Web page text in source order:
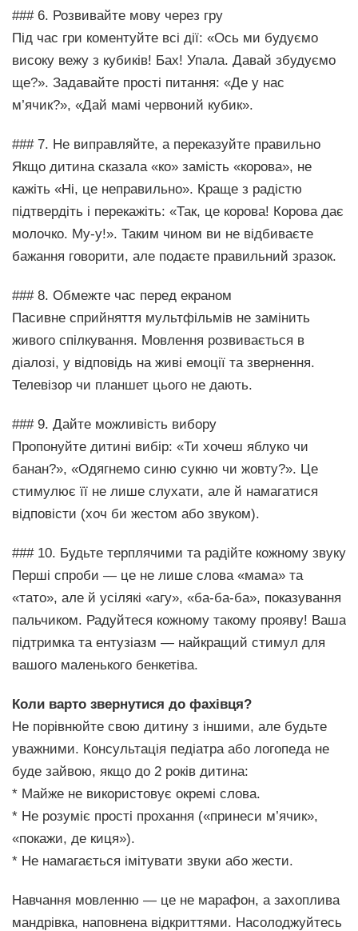
### 6. Розвивайте мову через гру
Під час гри коментуйте всі дії: «Ось ми будуємо
високу вежу з кубиків! Бах! Упала. Давай збудуємо
ще?». Задавайте прості питання: «Де у нас
м’ячик?», «Дай мамі червоний кубик».
### 7. Не виправляйте, а переказуйте правильно
Якщо дитина сказала «ко» замість «корова», не
кажіть «Ні, це неправильно». Краще з радістю
підтвердіть і перекажіть: «Так, це корова! Корова дає
молочко. Му-у!». Таким чином ви не відбиваєте
бажання говорити, але подаєте правильний зразок.
### 8. Обмежте час перед екраном
Пасивне сприйняття мультфільмів не замінить
живого спілкування. Мовлення розвивається в
діалозі, у відповідь на живі емоції та звернення.
Телевізор чи планшет цього не дають.
### 9. Дайте можливість вибору
Пропонуйте дитині вибір: «Ти хочеш яблуко чи
банан?», «Одягнемо синю сукню чи жовту?». Це
стимулює її не лише слухати, але й намагатися
відповісти (хоч би жестом або звуком).
### 10. Будьте терплячими та радійте кожному звуку
Перші спроби — це не лише слова «мама» та
«тато», але й усілякі «агу», «ба-ба-ба», показування
пальчиком. Радуйтеся кожному такому прояву! Ваша
підтримка та ентузіазм — найкращий стимул для
вашого маленького бенкетіва.
Коли варто звернутися до фахівця?
Не порівнюйте свою дитину з іншими, але будьте
уважними. Консультація педіатра або логопеда не
буде зайвою, якщо до 2 років дитина:
* Майже не використовує окремі слова.
* Не розуміє прості прохання («принеси м’ячик»,
«покажи, де киця»).
* Не намагається імітувати звуки або жести.
Навчання мовленню — це не марафон, а захоплива
мандрівка, наповнена відкриттями. Насолоджуйтесь